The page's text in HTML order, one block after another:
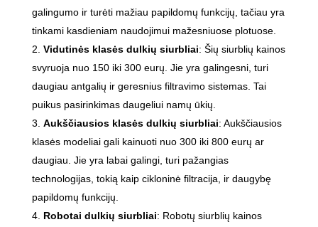
galingumo ir turėti mažiau papildomų funkcijų, tačiau yra
tinkami kasdieniam naudojimui mažesniuose plotuose.
Vidutinės klasės dulkių siurbliai: Šių siurblių kainos
svyruoja nuo 150 iki 300 eurų. Jie yra galingesni, turi
daugiau antgalių ir geresnius filtravimo sistemas. Tai
puikus pasirinkimas daugeliui namų ūkių.
Aukščiausios klasės dulkių siurbliai: Aukščiausios
klasės modeliai gali kainuoti nuo 300 iki 800 eurų ar
daugiau. Jie yra labai galingi, turi pažangias
technologijas, tokią kaip cikloninė filtracija, ir daugybę
papildomų funkcijų.
Robotai dulkių siurbliai: Robotų siurblių kainos